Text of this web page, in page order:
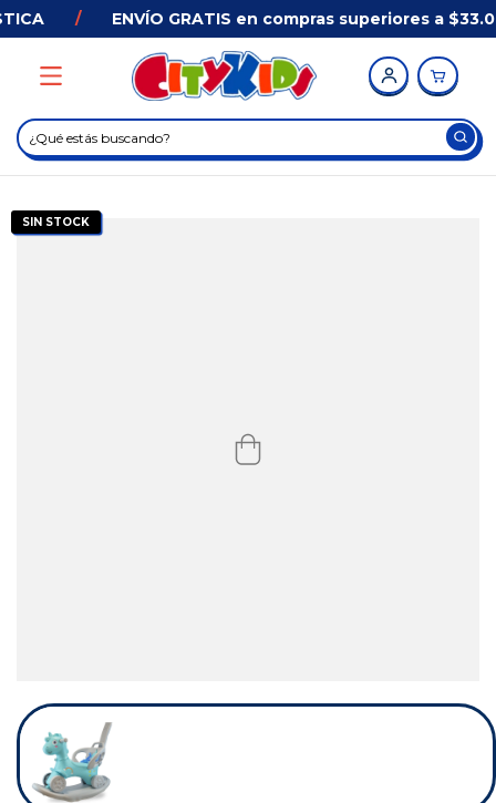
ENVÍO GRATIS en compras superiores a
SIN STOCK